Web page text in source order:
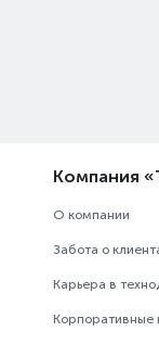
Компания
О компании
Забота о
Карьера в